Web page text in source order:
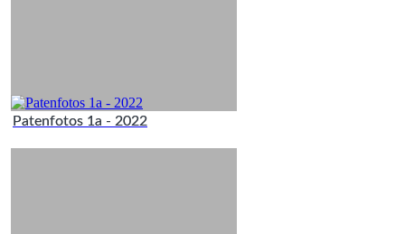
Patenfotos 1a - 2022